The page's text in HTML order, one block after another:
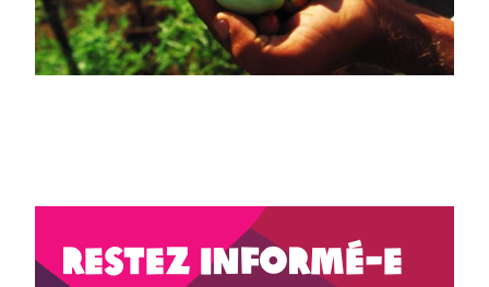
Restez informé-e